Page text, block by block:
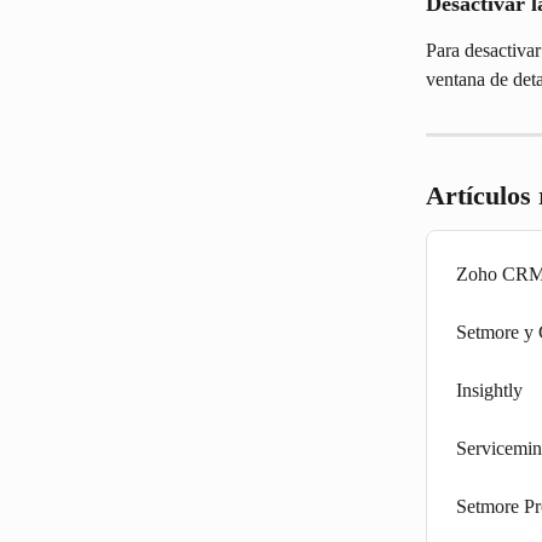
Para
ventana de
Artículos
Zoho
Setmore y
Insightly
Setmore